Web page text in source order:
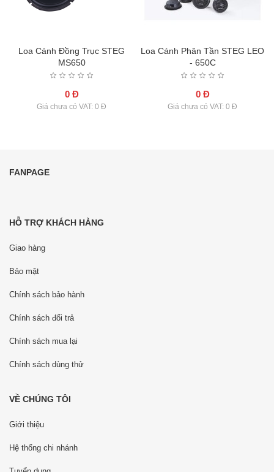
Loa Cánh Đồng Trục STEG
MS650
0 Đ
Giá chưa có VAT: 0 Đ
Loa Cánh Phân Tần STEG LEO
- 650C
0 Đ
Giá chưa có VAT: 0 Đ
FANPAGE
HỖ TRỢ KHÁCH HÀNG
Giao hàng
Bảo mật
Chính sách bảo hành
Chính sách đổi trả
Chính sách mua lại
Chính sách dùng thử
VỀ CHÚNG TÔI
Giới thiệu
Hệ thống chi nhánh